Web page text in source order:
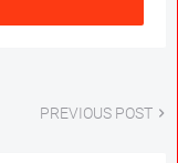
PREVIOUS POST